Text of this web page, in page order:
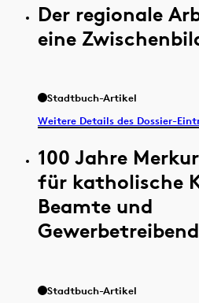
Der regionale
eine
Stadtbuch-Artikel
Weitere Details des Dossier-
100 Jahre
für katholische
Beamte und
Stadtbuch-Artikel